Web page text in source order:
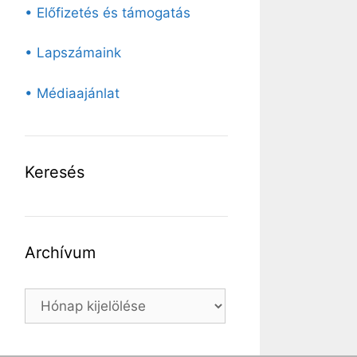
• Előfizetés és támogatás
• Lapszámaink
• Médiaajánlat
Keresés
Archívum
Archívum